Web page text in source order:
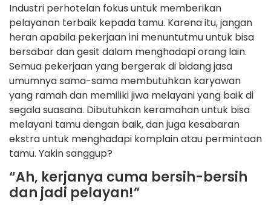
Industri perhotelan fokus untuk memberikan
pelayanan terbaik kepada tamu. Karena itu, jangan
heran apabila pekerjaan ini menuntutmu untuk bisa
bersabar dan gesit dalam menghadapi orang lain.
Semua pekerjaan yang bergerak di bidang jasa
umumnya sama-sama membutuhkan karyawan
yang ramah dan memiliki jiwa melayani yang baik di
segala suasana. Dibutuhkan keramahan untuk bisa
melayani tamu dengan baik, dan juga kesabaran
ekstra untuk menghadapi komplain atau permintaan
tamu. Yakin sanggup?
“Ah, kerjanya cuma bersih-bersih
dan jadi pelayan!”